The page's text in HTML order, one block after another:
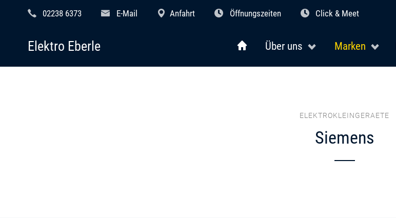
02238 6373 E-Mail Anfahrt Öffnungszeiten Click & Meet
Über uns Marken
Elektro Eberle
ELEKTROKLEINGERAETE
Siemens